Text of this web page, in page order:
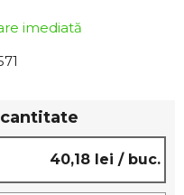
imediată
40,18 lei / buc.